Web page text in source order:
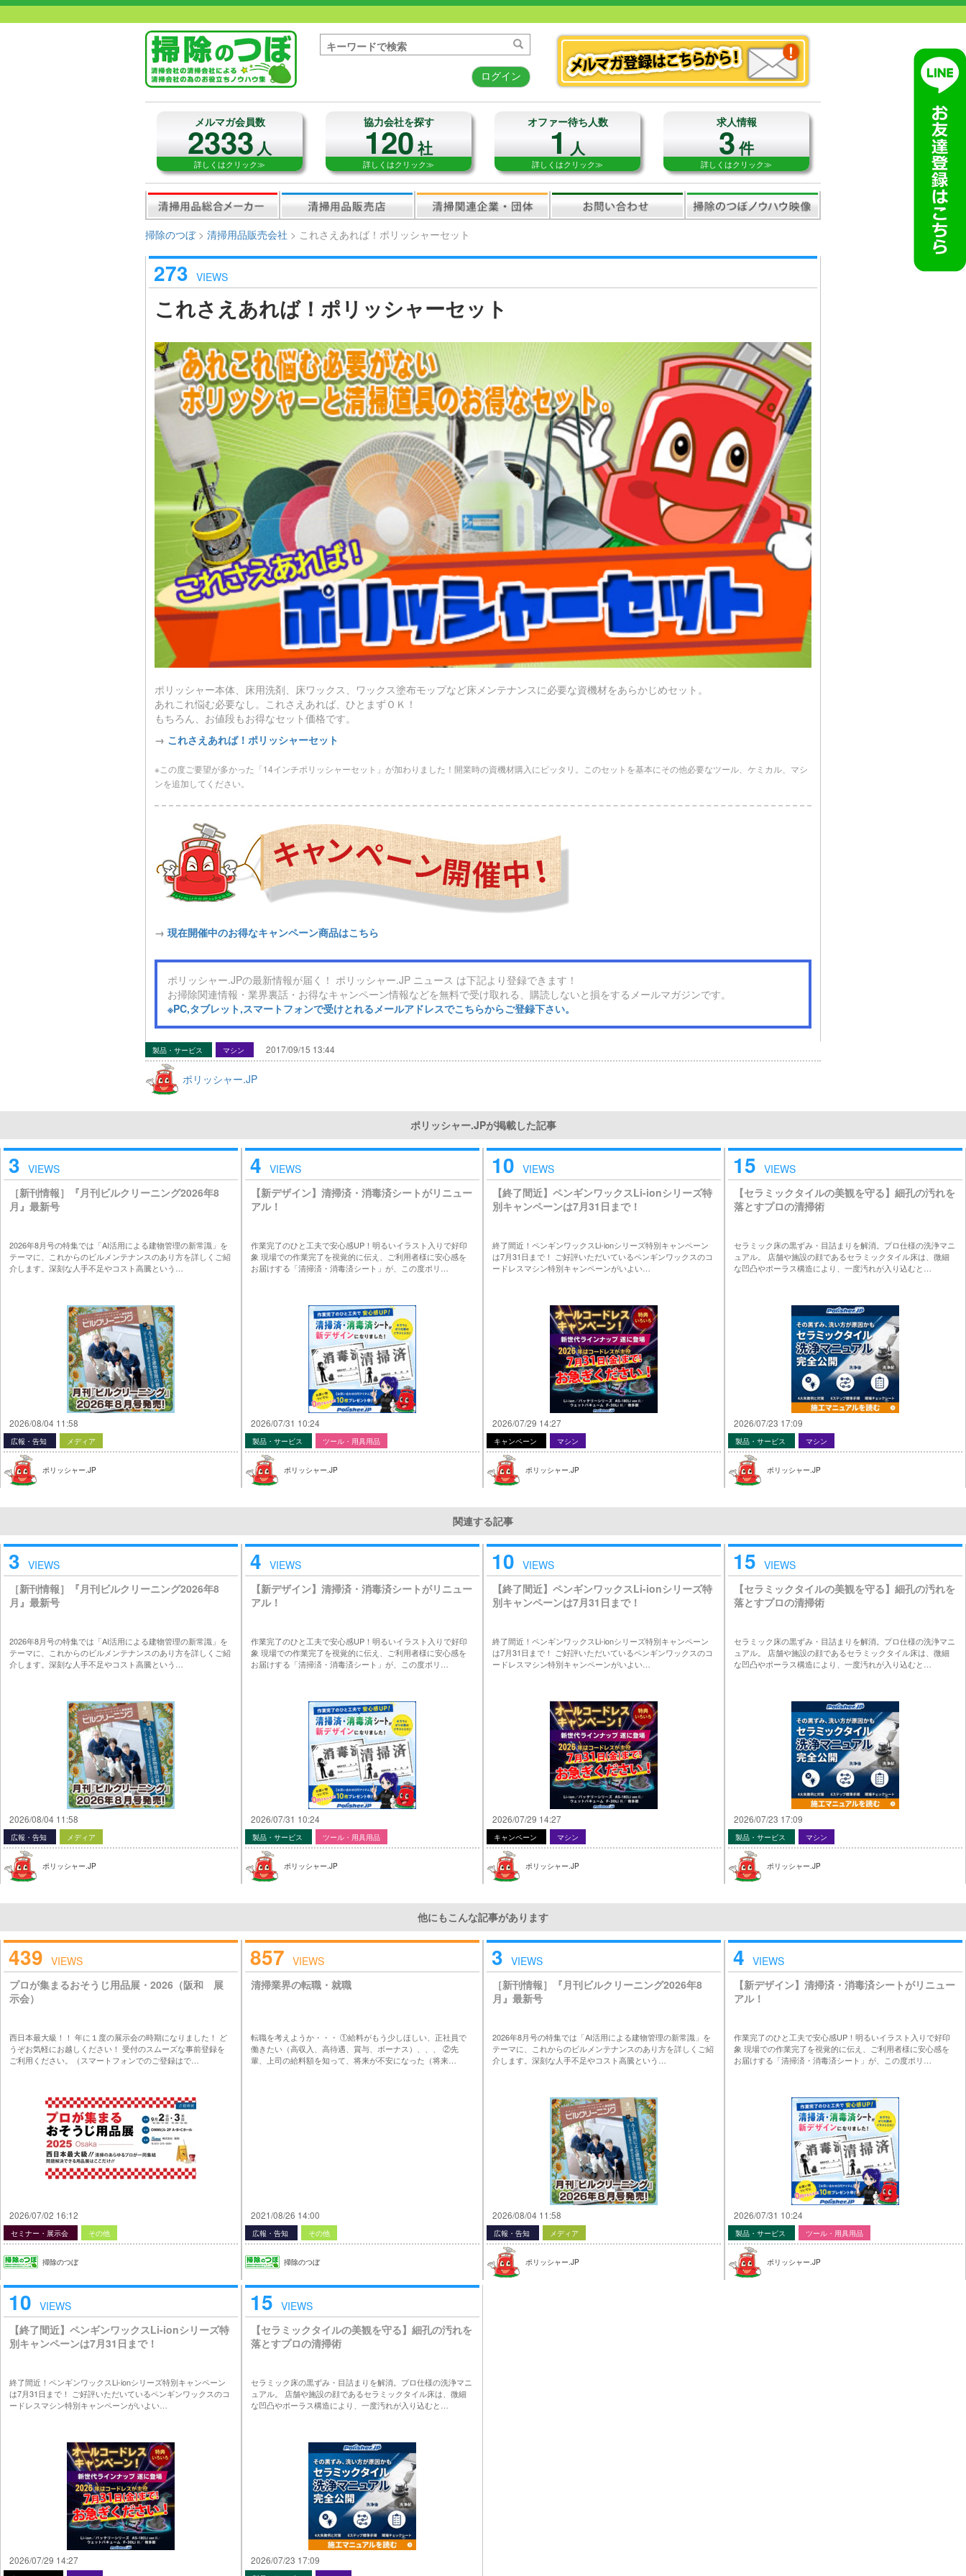
ログイン
メルマガ会員数
2333人
詳しくはクリック≫
協力会社を探す
120社
詳しくはクリック≫
オファー待ち人数
1人
詳しくはクリック≫
求人情報
3件
詳しくはクリック≫
掃除のつぼ> 清掃用品販売会社 > これさえあれば！ポリッシャーセット
273 VIEWS
これさえあれば！ポリッシャーセット
ポリッシャー本体、床用洗剤、床ワックス、ワックス塗布モップなど床メンテナンスに必要な資機材をあらかじめセット。
あれこれ悩む必要なし。これさえあれば、ひとまずＯＫ！
もちろん、お値段もお得なセット価格です。
→ これさえあれば！ポリッシャーセット
※この度ご要望が多かった「14インチポリッシャーセット」が加わりました！開業時の資機材購入にピッタリ。このセットを基本にその他必要なツール、ケミカル、マシ
ンを追加してください。
→ 現在開催中のお得なキャンペーン商品はこちら
ポリッシャー.JPの最新情報が届く！ ポリッシャー.JP ニュース は下記より登録できます！
お掃除関連情報・業界裏話・お得なキャンペーン情報などを無料で受け取れる、購読しないと損をするメールマガジンです。
※PC,タブレット,スマートフォンで受けとれるメールアドレスでこちらからご登録下さい。
製品・サービス マシン 2017/09/15 13:44
ポリッシャー.JP
ポリッシャー.JPが掲載した記事
3 VIEWS
［新刊情報］『月刊ビルクリーニング2026年8
月』最新号
2026年8月号の特集では「AI活用による建物管理の新常識」を
テーマに、これからのビルメンテナンスのあり方を詳しくご紹
介します。深刻な人手不足やコスト高騰という…
2026/08/04 11:58
広報・告知 メディア
ポリッシャー.JP
4 VIEWS
【新デザイン】清掃済・消毒済シートがリニュー
アル！
作業完了のひと工夫で安心感UP！明るいイラスト入りで好印
象 現場での作業完了を視覚的に伝え、ご利用者様に安心感を
お届けする「清掃済・消毒済シート」が、この度ポリ…
2026/07/31 10:24
製品・サービス ツール・用具用品
ポリッシャー.JP
10 VIEWS
【終了間近】ペンギンワックスLi-ionシリーズ特
別キャンペーンは7月31日まで！
終了間近！ペンギンワックスLi-ionシリーズ特別キャンペーン
は7月31日まで！ ご好評いただいているペンギンワックスのコ
ードレスマシン特別キャンペーンがいよい…
2026/07/29 14:27
キャンペーン マシン
ポリッシャー.JP
15 VIEWS
【セラミックタイルの美観を守る】細孔の汚れを
落とすプロの清掃術
セラミック床の黒ずみ・目詰まりを解消。プロ仕様の洗浄マニ
ュアル。 店舗や施設の顔であるセラミックタイル床は、微細
な凹凸やポーラス構造により、一度汚れが入り込むと…
2026/07/23 17:09
製品・サービス マシン
ポリッシャー.JP
関連する記事
3 VIEWS
［新刊情報］『月刊ビルクリーニング2026年8
月』最新号
2026年8月号の特集では「AI活用による建物管理の新常識」を
テーマに、これからのビルメンテナンスのあり方を詳しくご紹
介します。深刻な人手不足やコスト高騰という…
2026/08/04 11:58
広報・告知 メディア
ポリッシャー.JP
4 VIEWS
【新デザイン】清掃済・消毒済シートがリニュー
アル！
作業完了のひと工夫で安心感UP！明るいイラスト入りで好印
象 現場での作業完了を視覚的に伝え、ご利用者様に安心感を
お届けする「清掃済・消毒済シート」が、この度ポリ…
2026/07/31 10:24
製品・サービス ツール・用具用品
ポリッシャー.JP
10 VIEWS
【終了間近】ペンギンワックスLi-ionシリーズ特
別キャンペーンは7月31日まで！
終了間近！ペンギンワックスLi-ionシリーズ特別キャンペーン
は7月31日まで！ ご好評いただいているペンギンワックスのコ
ードレスマシン特別キャンペーンがいよい…
2026/07/29 14:27
キャンペーン マシン
ポリッシャー.JP
15 VIEWS
【セラミックタイルの美観を守る】細孔の汚れを
落とすプロの清掃術
セラミック床の黒ずみ・目詰まりを解消。プロ仕様の洗浄マニ
ュアル。 店舗や施設の顔であるセラミックタイル床は、微細
な凹凸やポーラス構造により、一度汚れが入り込むと…
2026/07/23 17:09
製品・サービス マシン
ポリッシャー.JP
他にもこんな記事があります
439 VIEWS
プロが集まるおそうじ用品展・2026（阪和 展
示会）
西日本最大級！！ 年に１度の展示会の時期になりました！ ど
うぞお気軽にお越しください！ 受付のスムーズな事前登録を
ご利用ください。（スマートフォンでのご登録はで…
2026/07/02 16:12
セミナー・展示会 その他
掃除のつぼ
857 VIEWS
清掃業界の転職・就職
転職を考えようか・・・ ①給料がもう少しほしい、正社員で
働きたい（高収入、高待遇、賞与、ボーナス）、、、 ②先
輩、上司の給料額を知って、将来が不安になった（将来…
2021/08/26 14:00
広報・告知 その他
掃除のつぼ
3 VIEWS
［新刊情報］『月刊ビルクリーニング2026年8
月』最新号
2026年8月号の特集では「AI活用による建物管理の新常識」を
テーマに、これからのビルメンテナンスのあり方を詳しくご紹
介します。深刻な人手不足やコスト高騰という…
2026/08/04 11:58
広報・告知 メディア
ポリッシャー.JP
4 VIEWS
【新デザイン】清掃済・消毒済シートがリニュー
アル！
作業完了のひと工夫で安心感UP！明るいイラスト入りで好印
象 現場での作業完了を視覚的に伝え、ご利用者様に安心感を
お届けする「清掃済・消毒済シート」が、この度ポリ…
2026/07/31 10:24
製品・サービス ツール・用具用品
ポリッシャー.JP
10 VIEWS
【終了間近】ペンギンワックスLi-ionシリーズ特
別キャンペーンは7月31日まで！
終了間近！ペンギンワックスLi-ionシリーズ特別キャンペーン
は7月31日まで！ ご好評いただいているペンギンワックスのコ
ードレスマシン特別キャンペーンがいよい…
2026/07/29 14:27
15 VIEWS
【セラミックタイルの美観を守る】細孔の汚れを
落とすプロの清掃術
セラミック床の黒ずみ・目詰まりを解消。プロ仕様の洗浄マニ
ュアル。 店舗や施設の顔であるセラミックタイル床は、微細
な凹凸やポーラス構造により、一度汚れが入り込むと…
2026/07/23 17:09